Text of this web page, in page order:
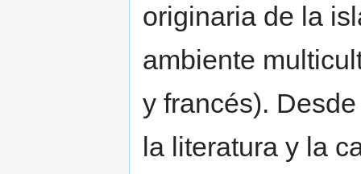
originaria de la
ambiente
y francés).
la literatura y la